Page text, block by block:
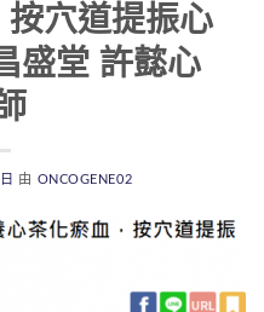
穴道提振心
盛堂 許懿心
由 ONCOGENE02